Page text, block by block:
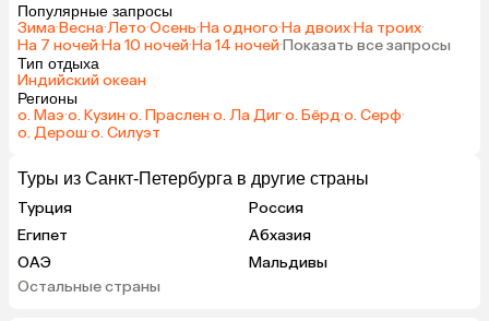
Популярные запросы
Зима·Весна·Лето·Осень·На одного·На двоих·На троих·
На 7 ночей·На 10 ночей·На 14 ночей·Показать все запросы
Тип отдыха
Индийский океан
Регионы
о. Маэ·о. Кузин·о. Праслен·о. Ла Диг·о. Бёрд·о. Серф·
о. Дерош·о. Силуэт
Туры из Санкт-Петербурга в другие страны
Турция
Россия
Египет
Абхазия
ОАЭ
Мальдивы
Кипр
Остальные страны